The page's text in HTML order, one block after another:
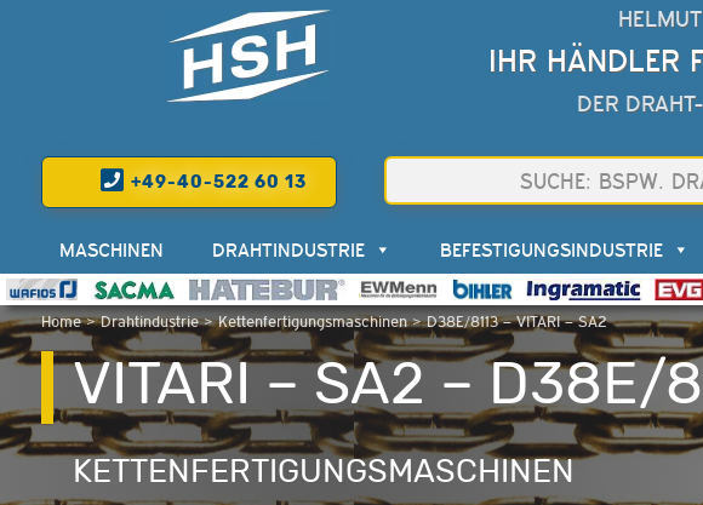
IHR HÄNDLER
DER
+49-40-522 60 13
Home>Drahtindustrie>Kettenfertigungsmaschinen>D38E/8113 – VITARI – SA2
MASCHINEN DRAHTINDUSTRIE BEFESTIGUNGSINDUSTRIE
VITARI – SA2 – D38E/
KETTENFERTIGUNGSMASCHINEN